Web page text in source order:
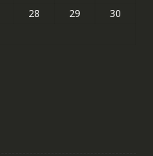
28 29
30